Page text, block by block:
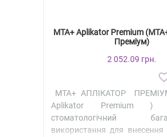
MTA+ Aplikator Premium
Преміум)
2 052.09 грн.
MTA+ АПЛІКАТОР
Aplikator Premium )
стоматологічний
використання для внесення